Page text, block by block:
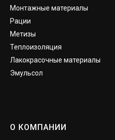
Монтажные материалы
Рации
Метизы
Теплоизоляция
Лакокрасочные материалы
Эмульсол
О КОМПАНИИ